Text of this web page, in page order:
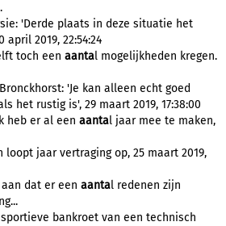
'Derde plaats in deze situatie het
2019, 22:54:24
toch een aantal mogelijkheden kregen.
'Je kan alleen echt goed
het rustig is', 29 maart 2019, 17:38:00
heb er al een aantal jaar mee te maken,
loopt jaar vertraging op, 25 maart 2019,
dat er een aantal redenen zijn
sportieve bankroet van een technisch